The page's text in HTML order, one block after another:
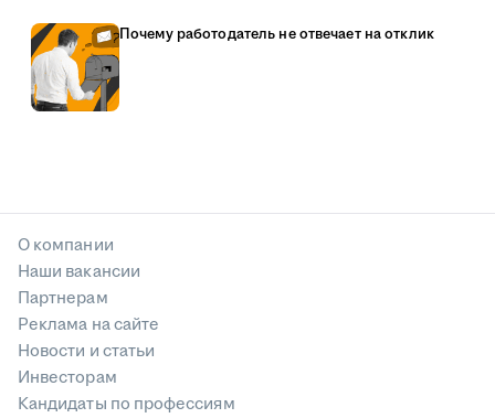
Почему работодатель не отвечает на отклик
О компании
Наши вакансии
Партнерам
Реклама на сайте
Новости и статьи
Инвесторам
Кандидаты по профессиям